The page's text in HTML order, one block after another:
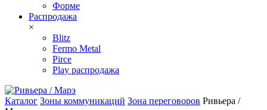
Форме
Распродажа
×
Blitz
Fermo Metal
Pirce
Play распродажа
Каталог Зоны коммуникаций Зона переговоров Ривьера /